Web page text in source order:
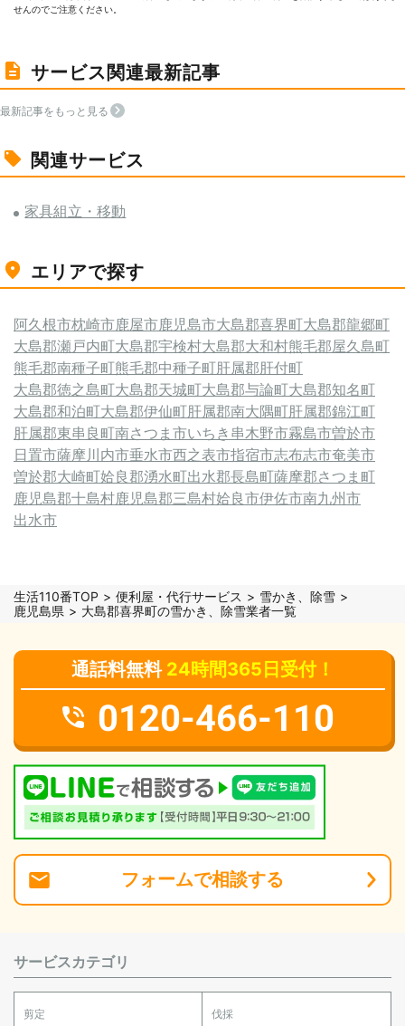
せんのでご注意ください。
サービス関連最新記事
最新記事をもっと見る
関連サービス
家具組立・移動
エリアで探す
阿久根市枕崎市鹿屋市鹿児島市大島郡喜界町大島郡龍郷町
大島郡瀬戸内町大島郡宇検村大島郡大和村熊毛郡屋久島町
熊毛郡南種子町熊毛郡中種子町肝属郡肝付町
大島郡徳之島町大島郡天城町大島郡与論町大島郡知名町
大島郡和泊町大島郡伊仙町肝属郡南大隅町肝属郡錦江町
肝属郡東串良町南さつま市いちき串木野市霧島市曽於市
日置市薩摩川内市垂水市西之表市指宿市志布志市奄美市
曽於郡大崎町姶良郡湧水町出水郡長島町薩摩郡さつま町
鹿児島郡十島村鹿児島郡三島村姶良市伊佐市南九州市
出水市
生活110番TOP 便利屋・代行サービス
雪かき、除雪
鹿児島県
大島郡喜界町の雪かき、除雪業者一覧
通話料無料 24時間365日受付！
0120-466-110
フォームで相談する
サービスカテゴリ
剪定 伐採